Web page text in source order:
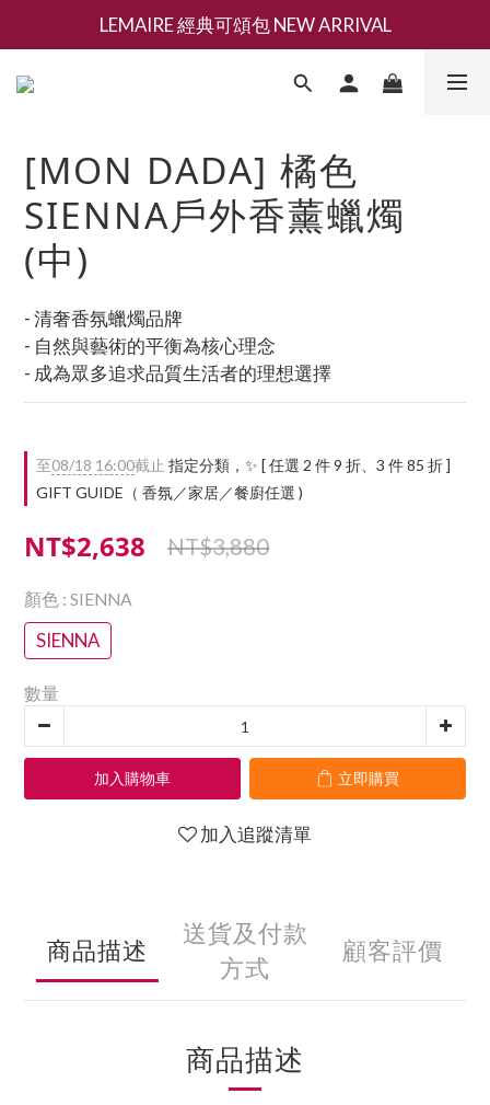
新會員募集現領抵用千元購物金
LEMAIRE 經典可頌包 NEW ARRIVAL
香氛 / 家居 / 餐廚 [ 全館折上兩件9折，三件享85折 】
[MON DADA] 橘色
SIENNA戶外香薰蠟燭
(中)
- 清奢香氛蠟燭品牌
- 自然與藝術的平衡為核心理念
- 成為眾多追求品質生活者的理想選擇
至08/18 16:00截止 指定分類，✨ [ 任選 2 件 9 折、3 件 85 折 ]
GIFT GUIDE（ 香氛／家居／餐廚任選 )
NT$2,638 NT$3,880
顏色 : SIENNA
SIENNA
數量
加入購物車 立即購買
加入追蹤清單
商品描述
送貨及付款
方式
顧客評價
商品描述